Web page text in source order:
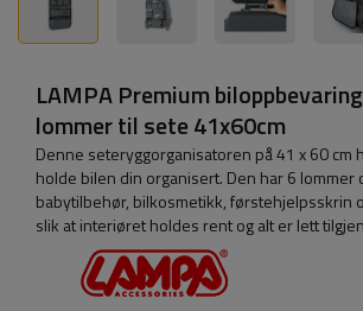
LAMPA Premium
lommer til sete 41x60cm
Denne seteryggorganisatoren på 41 x 60 cm
holde bilen din organisert. Den har 6 lommer
babytilbehør, bilkosmetikk, førstehjelpsskrin
slik at interiøret holdes rent og alt er lett